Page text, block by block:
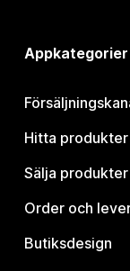
Appkategorier
Hitta produkter
Sälja produkter
Order och
Butiksdesign